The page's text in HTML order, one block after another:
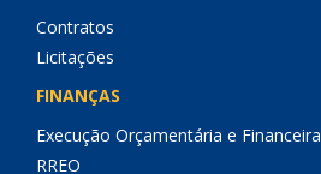
Contratos
Licitações
FINANÇAS
Execução Orçamentária e Financeira
RREO